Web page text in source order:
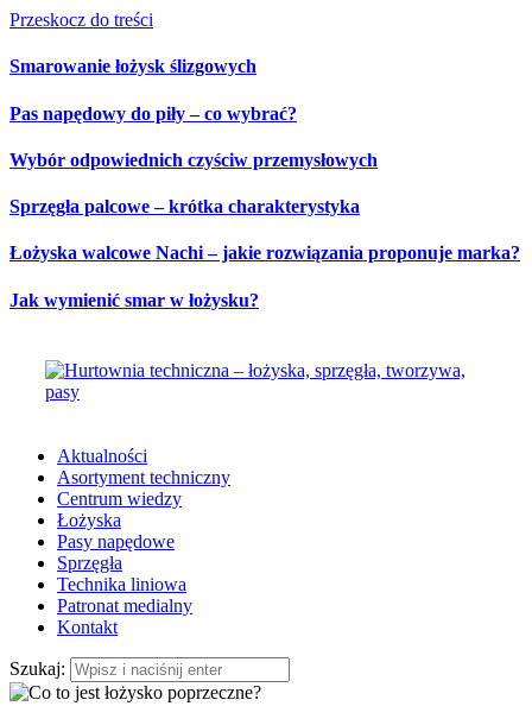
Przeskocz do treści
Smarowanie łożysk ślizgowych
Pas napędowy do piły – co wybrać?
Wybór odpowiednich czyściw przemysłowych
Sprzęgła palcowe – krótka charakterystyka
Łożyska walcowe Nachi – jakie rozwiązania proponuje marka?
Jak wymienić smar w łożysku?
Aktualności
Asortyment techniczny
Centrum wiedzy
Łożyska
Pasy napędowe
Sprzęgła
Technika liniowa
Patronat medialny
Kontakt
Szukaj: